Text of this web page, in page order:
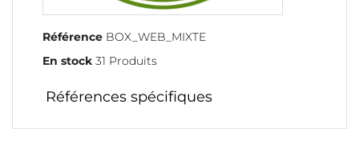
Référence BOX_WEB_MIXTE
En stock 31 Produits
Références spécifiques